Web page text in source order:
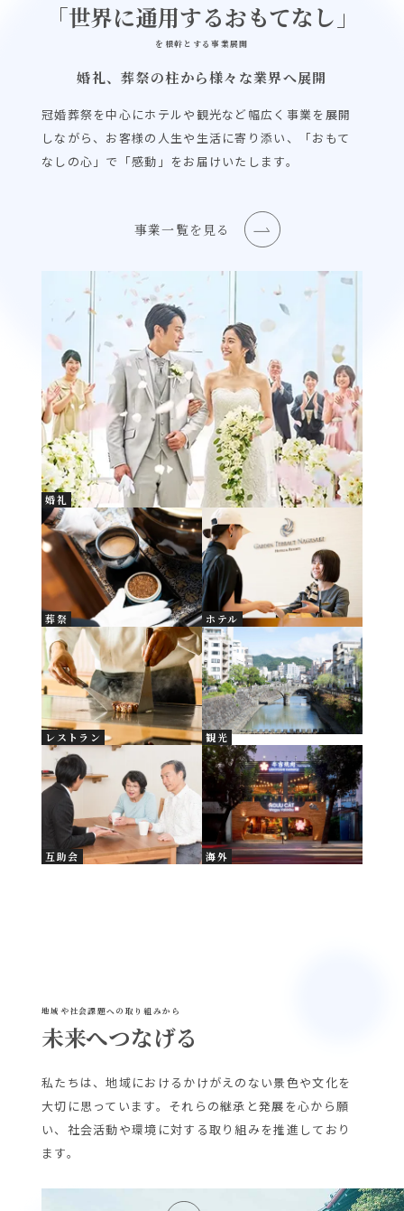
「世界に通用するおもてなし」
を根幹とする事業展開
婚礼、葬祭の柱から様々な業界へ展開
冠婚葬祭を中心にホテルや観光など幅広く事業を展開
しながら、お客様の人生や生活に寄り添い、「おもて
なしの心」で「感動」をお届けいたします。
事業一覧を見る
婚礼
葬祭 ホテル
レストラン 観光
互助会 海外
地域や社会課題への取り組みから
未来へつなげる
私たちは、地域におけるかけがえのない景色や文化を
大切に思っています。それらの継承と発展を心から願
い、社会活動や環境に対する取り組みを推進しており
ます。